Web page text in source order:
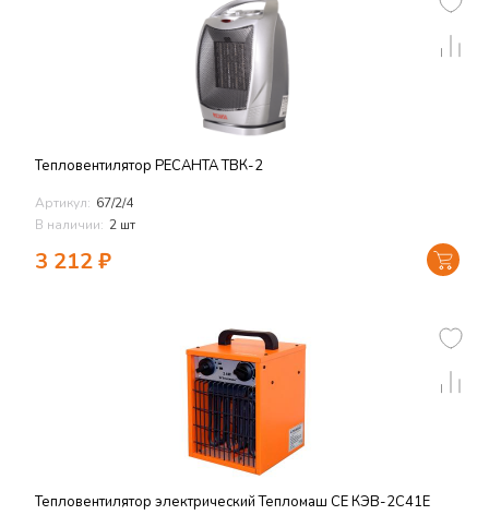
Тепловентилятор РЕСАНТА ТВК-2
Артикул: 67/2/4
В наличии: 2 шт
3 212₽
Тепловентилятор электрический Тепломаш СЕ КЭВ-2С41Е